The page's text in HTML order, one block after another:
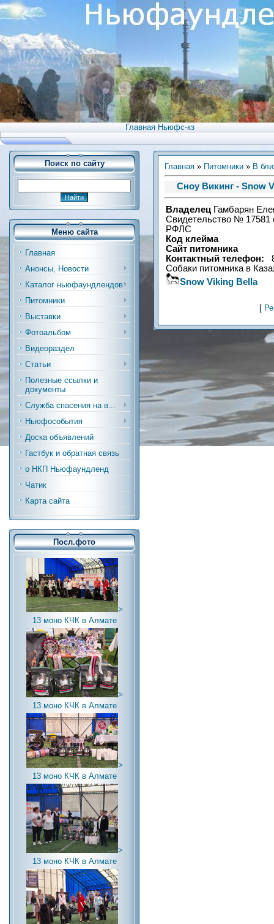
Главная Ньюфс-кз
Поиск по сайту
Меню сайта
Главная
Анонсы, Новости
Каталог ньюфаундлендов
Питомники
Выставки
Фотоальбом
Видеораздел
Статьи
Полезные ссылки и
документы
Служба спасения на в...
Ньюфособытия
Доска объявлений
Гастбук и обратная связь
о НКП Ньюфаундленд
Чатик
Карта сайта
Посл.фото
>
13 моно КЧК в Алмате
>
13 моно КЧК в Алмате
>
13 моно КЧК в Алмате
>
13 моно КЧК в Алмате
Главная » Питомники » В
Сноу Викинг - Snow
Владелец Гамбарян
Свидетельство № 17581
РФЛС
Код клейма
Сайт питомника
Контактный телефон:
Собаки питомника в
Snow Viking Bella
[